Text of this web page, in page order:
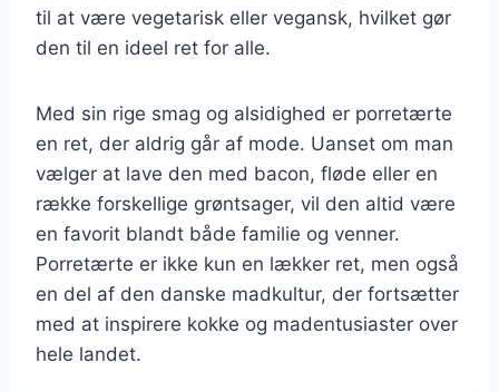
til at være vegetarisk eller vegansk, hvilket gør
den til en ideel ret for alle.
Med sin rige smag og alsidighed er porretærte
en ret, der aldrig går af mode. Uanset om man
vælger at lave den med bacon, fløde eller en
række forskellige grøntsager, vil den altid være
en favorit blandt både familie og venner.
Porretærte er ikke kun en lækker ret, men også
en del af den danske madkultur, der fortsætter
med at inspirere kokke og madentusiaster over
hele landet.